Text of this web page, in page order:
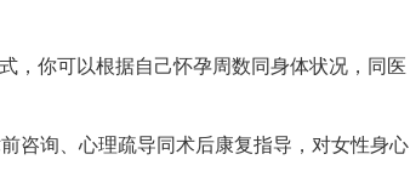
，你可以根据自己怀孕周数同身体状况，同医
咨询、心理疏导同术后康复指导，对女性身心